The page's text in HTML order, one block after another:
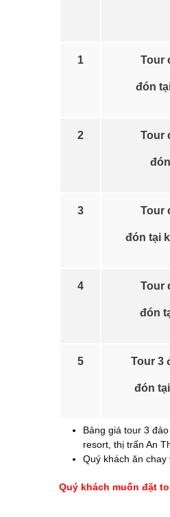
1 Tour
đón
2 Tour
3 Tour
đón tại
4 Tour
đón
5 Tour 3
đón
Bảng giá tour 3
resort, thị trấn An
Quý khách ăn
Quý khách muốn đặt